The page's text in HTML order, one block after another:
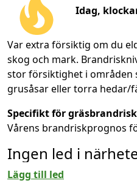
Idag,
Var extra försiktig om du
skog och mark.
stor försiktighet i områden
grusåsar eller torra hedar/
Specifikt för
Vårens brandriskprognos
Ingen led i
Lägg till led